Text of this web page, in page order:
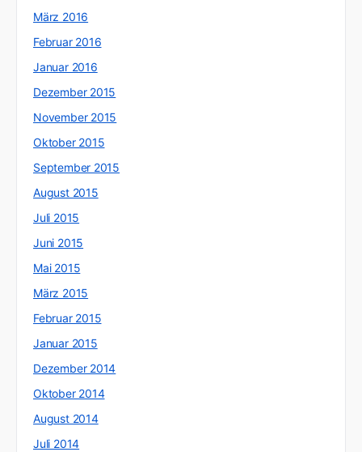
März 2016
Februar 2016
Januar 2016
Dezember 2015
November 2015
Oktober 2015
September 2015
August 2015
Juli 2015
Juni 2015
Mai 2015
März 2015
Februar 2015
Januar 2015
Dezember 2014
Oktober 2014
August 2014
Juli 2014